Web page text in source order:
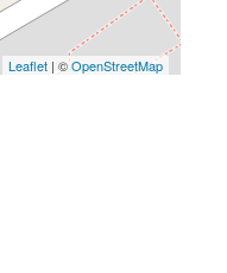
Leaflet| ©OpenStreetMap